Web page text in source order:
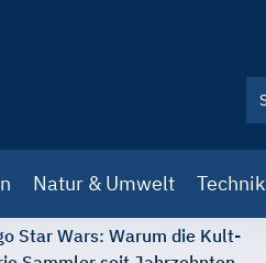
Natur & Umwelt Technik
Star Wars: Warum die Kult-